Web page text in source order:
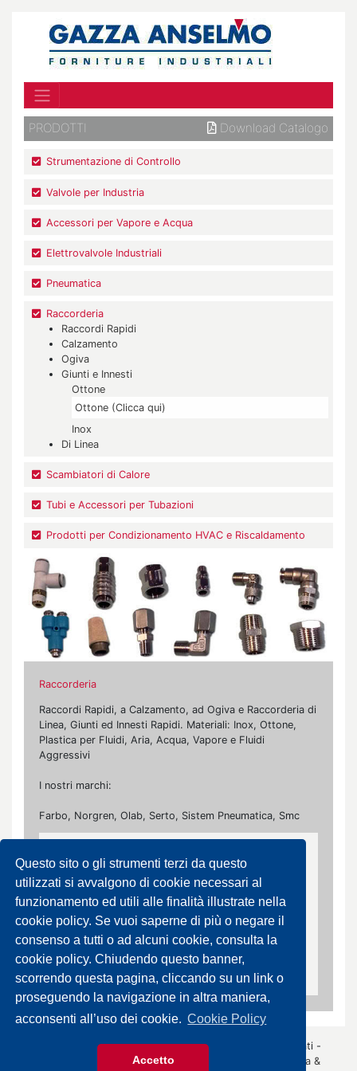
Questo sito o gli strumenti terzi da questo
utilizzati si avvalgono di cookie necessari al
funzionamento ed utili alle finalità illustrate nella
cookie policy. Se vuoi saperne di più o negare il
consenso a tutti o ad alcuni cookie, consulta la
cookie policy. Chiudendo questo banner,
scorrendo questa pagina, cliccando su un link o
proseguendo la navigazione in altra maniera,
acconsenti all’uso dei cookie. Cookie Policy
Accetto
PRODOTTI Download Catalogo
Strumentazione di Controllo
Valvole per Industria
Accessori per Vapore e Acqua
Elettrovalvole Industriali
Pneumatica
Raccorderia
Raccordi Rapidi
Calzamento
Ogiva
Giunti e Innesti
Ottone
Ottone (Clicca qui)
Inox
Di Linea
Scambiatori di Calore
Tubi e Accessori per Tubazioni
Prodotti per Condizionamento HVAC e Riscaldamento
Raccorderia
Raccordi Rapidi, a Calzamento, ad Ogiva e Raccorderia di
Linea, Giunti ed Innesti Rapidi. Materiali: Inox, Ottone,
Plastica per Fluidi, Aria, Acqua, Vapore e Fluidi
Aggressivi
I nostri marchi:
Farbo, Norgren, Olab, Serto, Sistem Pneumatica, Smc
Giunti e Innesti
Ottone, Inox
Ottone
Innesti Rapidi, Attacchi a Baionetta
© 2026 Gazza Anselmo S.r.l. - Tutti i diritti sono riservati -
P.IVA 00426440343 -Informativa Privacy
Immagica &